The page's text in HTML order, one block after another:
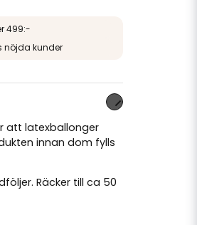
499:-
nöjda kunder
att latexballonger
innan dom fylls
Räcker till ca 50